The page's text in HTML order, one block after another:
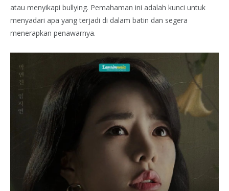
atau menyikapi bullying. Pemahaman ini adalah kunci untuk
menyadari apa yang terjadi di dalam batin dan segera
menerapkan penawarnya.